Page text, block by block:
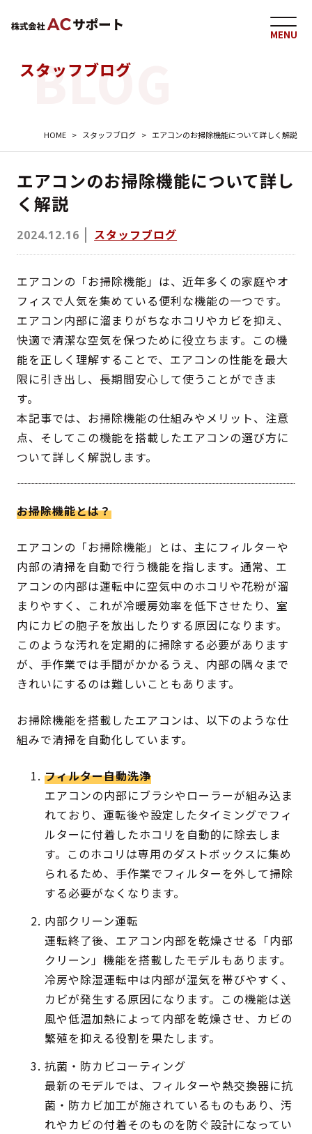
MENU
スタッフブログ
HOME > スタッフブログ > エアコンのお掃除機能について詳しく解説
エアコンのお掃除機能について詳し
く解説
2024.12.16 スタッフブログ
エアコンの「お掃除機能」は、近年多くの家庭やオ
フィスで人気を集めている便利な機能の一つです。
エアコン内部に溜まりがちなホコリやカビを抑え、
快適で清潔な空気を保つために役立ちます。この機
能を正しく理解することで、エアコンの性能を最大
限に引き出し、長期間安心して使うことができま
す。
本記事では、お掃除機能の仕組みやメリット、注意
点、そしてこの機能を搭載したエアコンの選び方に
ついて詳しく解説します。
お掃除機能とは？
エアコンの「お掃除機能」とは、主にフィルターや
内部の清掃を自動で行う機能を指します。通常、エ
アコンの内部は運転中に空気中のホコリや花粉が溜
まりやすく、これが冷暖房効率を低下させたり、室
内にカビの胞子を放出したりする原因になります。
このような汚れを定期的に掃除する必要があります
が、手作業では手間がかかるうえ、内部の隅々まで
きれいにするのは難しいこともあります。
お掃除機能を搭載したエアコンは、以下のような仕
組みで清掃を自動化しています。
フィルター自動洗浄
エアコンの内部にブラシやローラーが組み込ま
れており、運転後や設定したタイミングでフィ
ルターに付着したホコリを自動的に除去しま
す。このホコリは専用のダストボックスに集め
られるため、手作業でフィルターを外して掃除
する必要がなくなります。
内部クリーン運転
運転終了後、エアコン内部を乾燥させる「内部
クリーン」機能を搭載したモデルもあります。
冷房や除湿運転中は内部が湿気を帯びやすく、
カビが発生する原因になります。この機能は送
風や低温加熱によって内部を乾燥させ、カビの
繁殖を抑える役割を果たします。
抗菌・防カビコーティング
最新のモデルでは、フィルターや熱交換器に抗
菌・防カビ加工が施されているものもあり、汚
れやカビの付着そのものを防ぐ設計になってい